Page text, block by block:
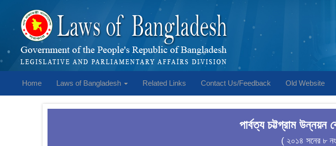
Home Laws of Bangladesh Related Links Contact Us/Feedback Old Website
পার্বত্য চট্টগ্রাম
( ২০১৪ সনের ৮